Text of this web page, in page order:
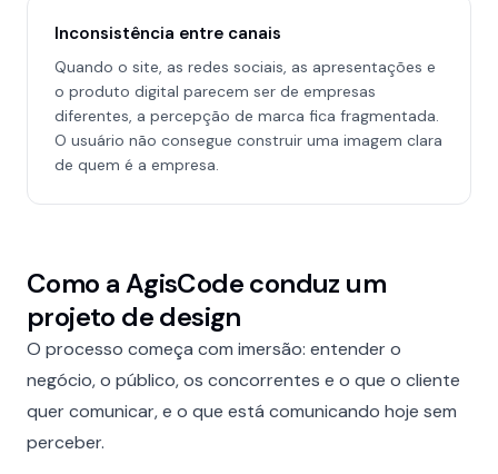
Inconsistência entre canais
Quando o site, as redes sociais, as apresentações e
o produto digital parecem ser de empresas
diferentes, a percepção de marca fica fragmentada.
O usuário não consegue construir uma imagem clara
de quem é a empresa.
Como a AgisCode conduz um
projeto de design
O processo começa com imersão: entender o
negócio, o público, os concorrentes e o que o cliente
quer comunicar, e o que está comunicando hoje sem
perceber.